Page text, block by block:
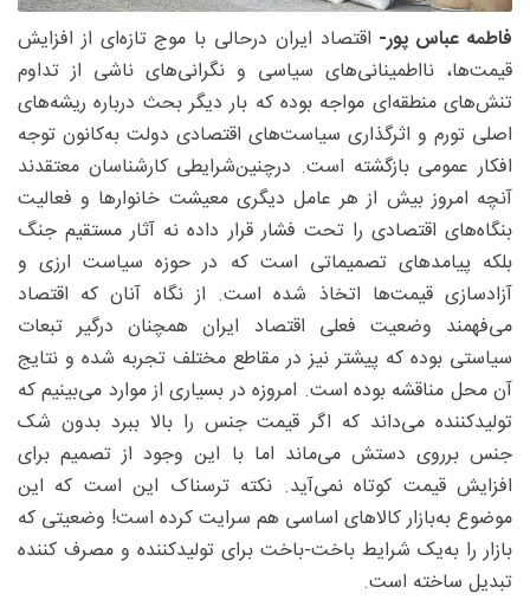
فاطمه عباس پور- اقتصاد ایران درحالی با موج تازه‌ای از افزایش
قیمت‌ها، نااطمینانی‌های سیاسی و نگرانی‌های ناشی از تداوم
تنش‌های منطقه‌ای مواجه بوده که بار دیگر بحث درباره ریشه‌های
اصلی تورم و اثرگذاری سیاست‌های اقتصادی دولت به‌کانون توجه
افکار عمومی بازگشته است. درچنین‌شرایطی کارشناسان معتقدند
آنچه امروز بیش از هر عامل دیگری معیشت خانوارها و فعالیت
بنگاه‌های اقتصادی را تحت فشار قرار داده نه آثار مستقیم جنگ
بلکه پیامدهای تصمیماتی است که در حوزه سیاست ارزی و
آزادسازی قیمت‌ها اتخاذ شده است. از نگاه آنان که اقتصاد
می‌فهمند وضعیت فعلی اقتصاد ایران همچنان درگیر تبعات
سیاستی بوده که پیشتر نیز در مقاطع مختلف تجربه شده و نتایج
آن محل مناقشه بوده است. امروزه در بسیاری از موارد می‌بینیم که
تولیدکننده می‌داند که اگر قیمت جنس را بالا ببرد بدون شک
جنس برروی دستش می‌ماند اما با این وجود از تصمیم برای
افزایش قیمت کوتاه نمی‌آید. نکته ترسناک این است که این
موضوع به‌بازار کالاهای اساسی هم سرایت کرده است! وضعیتی که
بازار را به‌یک شرایط ‌باخت-باخت برای تولیدکننده و مصرف کننده
تبدیل ساخته است.